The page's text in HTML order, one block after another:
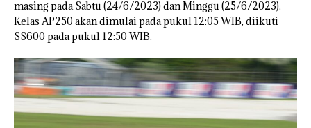
masing pada Sabtu (24/6/2023) dan Minggu (25/6/2023).
Kelas AP250 akan dimulai pada pukul 12:05 WIB, diikuti
SS600 pada pukul 12:50 WIB.